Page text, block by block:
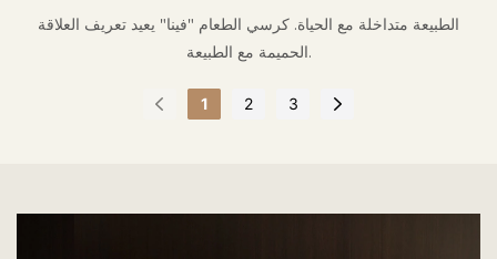
الطبيعة متداخلة مع الحياة. كرسي الطعام "فينا" يعيد تعريف العلاقة
الحميمة مع الطبيعة.
1 2 3